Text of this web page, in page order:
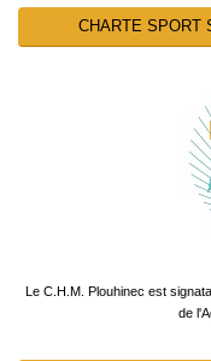
CHARTE SPORT
Le C.H.M. Plouhinec est
de